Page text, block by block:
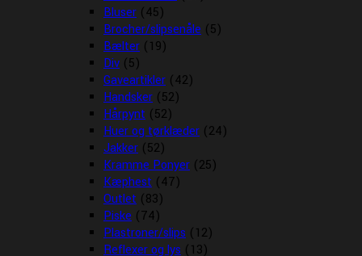
Bluser (45)
Brocher/slipsenåle (5)
Bælter (19)
Div (5)
Gaveartikler (42)
Handsker (52)
Hårpynt (52)
Huer og tørklæder (24)
Jakker (52)
Kramme Ponyer (25)
Kæphest (47)
Outlet (83)
Piske (74)
Plastroner/slips (12)
Reflexer og lys (13)